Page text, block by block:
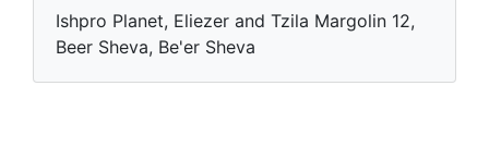
Ishpro Planet, Eliezer and Tzila Margolin 12,
Beer Sheva, Be'er Sheva